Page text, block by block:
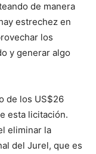
de manera
estrechez en
los
y generar algo
de los US$26
esta licitación.
eliminar la
del Jurel, que es